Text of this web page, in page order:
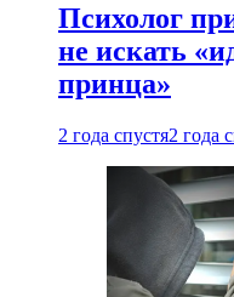
Психолог
не искать
принца»
2 года спустя2 года